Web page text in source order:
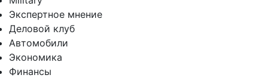
Экспертное мнение
Деловой клуб
Автомобили
Экономика
Финансы